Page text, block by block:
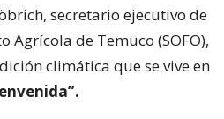
secretario ejecutivo de
Agrícola de Temuco (SOFO),
climática que se vive en